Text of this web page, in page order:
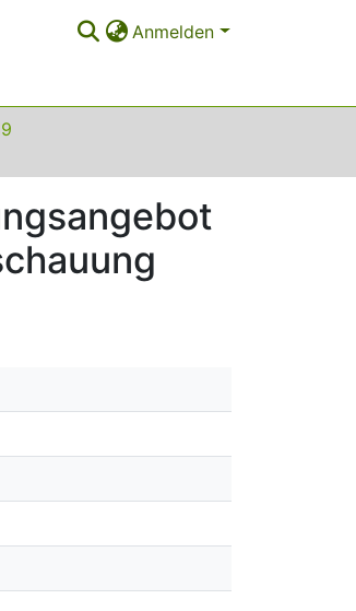
Anmelden